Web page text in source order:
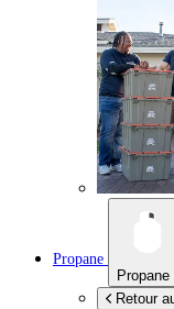
Propane
Propane
Retour